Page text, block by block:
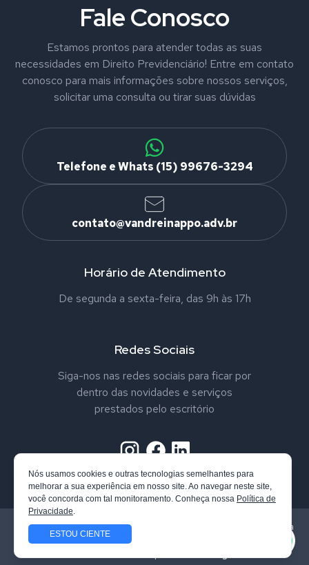
Fale Conosco
Estamos prontos para atender todas as suas
necessidades em Direito Previdenciário! Entre em contato
conosco para mais informações sobre nossos serviços,
solicitar uma consulta ou tirar suas dúvidas
Telefone e Whats (15) 99676-3294
contato@vandreinappo.adv.br
Horário de Atendimento
De segunda a sexta-feira, das 9h às 17h
Redes Sociais
Siga-nos nas redes sociais para ficar por
dentro das novidades e serviços
prestados pelo escritório
Todos os direitos reservados. Vandrei Nappo Advogado. Confira
nossa
Política de Privacidade
Nós usamos cookies e outras tecnologias semelhantes para
melhorar a sua experiência em nosso site. Ao navegar neste site,
você concorda com tal monitoramento. Conheça nossa Política de
Privacidade.
ESTOU CIENTE